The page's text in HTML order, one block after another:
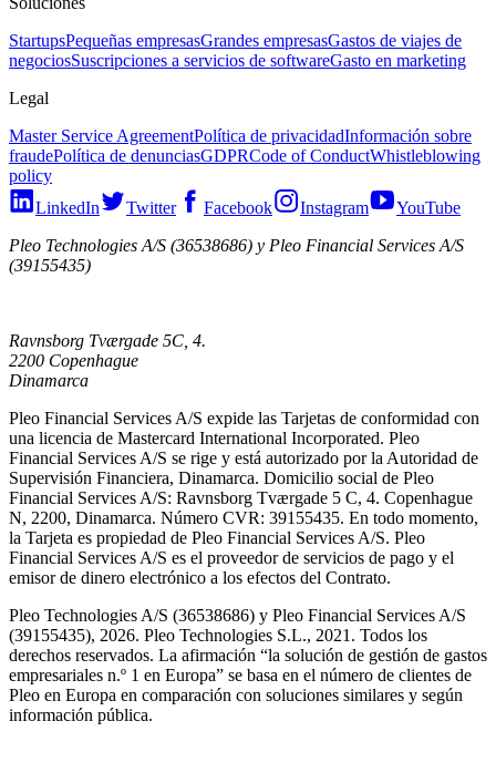
StartupsPequeñas empresasGrandes empresasGastos de viajes de
negociosSuscripciones a servicios de softwareGasto en marketing
Legal
Master Service AgreementPolítica de privacidadInformación sobre
fraudePolítica de denunciasGDPRCode of ConductWhistleblowing
policy
LinkedIn
Twitter Facebook Instagram
YouTube
Pleo Technologies A/S (36538686) y Pleo Financial Services A/S
(39155435)
Ravnsborg Tværgade 5C, 4.
2200 Copenhague
Dinamarca
Pleo Financial Services A/S expide las Tarjetas de conformidad con
una licencia de Mastercard International Incorporated. Pleo
Financial Services A/S se rige y está autorizado por la Autoridad de
Supervisión Financiera, Dinamarca. Domicilio social de Pleo
Financial Services A/S: Ravnsborg Tværgade 5 C, 4. Copenhague
N, 2200, Dinamarca. Número CVR: 39155435. En todo momento,
la Tarjeta es propiedad de Pleo Financial Services A/S. Pleo
Financial Services A/S es el proveedor de servicios de pago y el
emisor de dinero electrónico a los efectos del Contrato.
Pleo Technologies A/S (36538686) y Pleo Financial Services A/S
(39155435), 2026. Pleo Technologies S.L., 2021. Todos los
derechos reservados. La afirmación “la solución de gestión de gastos
empresariales n.º 1 en Europa” se basa en el número de clientes de
Pleo en Europa en comparación con soluciones similares y según
información pública.